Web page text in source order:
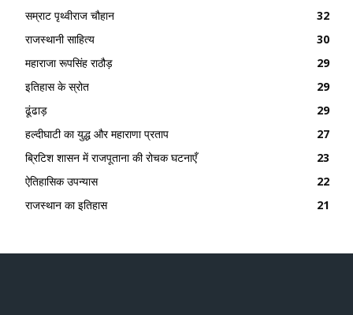
सम्राट पृथ्वीराज चौहान
32
राजस्थानी साहित्य
30
महाराजा रूपसिंह राठौड़
29
इतिहास के स्रोत
29
ढूंढाड़
29
हल्दीघाटी का युद्ध और महाराणा प्रताप
27
ब्रिटिश शासन में राजपूताना की रोचक घटनाएँ
23
ऐतिहासिक उपन्यास
22
राजस्थान का इतिहास
21